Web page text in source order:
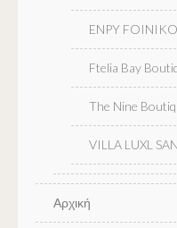
ENPY
Ftelia Bay
The Nine
VILLA LUXL
Αρχική